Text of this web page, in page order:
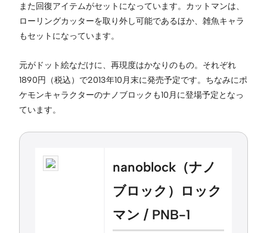
また回復アイテムがセットになっています。カットマンは、
ローリングカッターを取り外し可能であるほか、雑魚キャラ
もセットになっています。
元がドット絵なだけに、再現度はかなりのもの。それぞれ
1890円（税込）で2013年10月末に発売予定です。ちなみにポ
ケモンキャラクターのナノブロックも10月に登場予定となっ
ています。
nanoblock（ナノ
ブロック）ロック
マン / PNB-1